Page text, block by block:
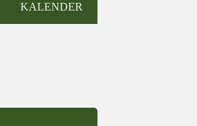
KALENDER